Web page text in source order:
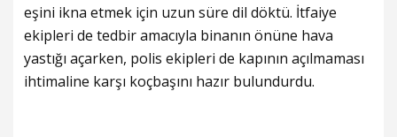
eşini ikna etmek için uzun süre dil döktü. İtfaiye
ekipleri de tedbir amacıyla binanın önüne hava
yastığı açarken, polis ekipleri de kapının açılmaması
ihtimaline karşı koçbaşını hazır bulundurdu.